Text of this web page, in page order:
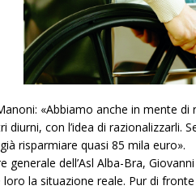
«Abbiamo anche in mente
diurni, con l’idea di razionalizzarli.
risparmiare quasi 85 mila euro».
generale dell’Asl Alba-Bra,
la situazione reale. Pur di